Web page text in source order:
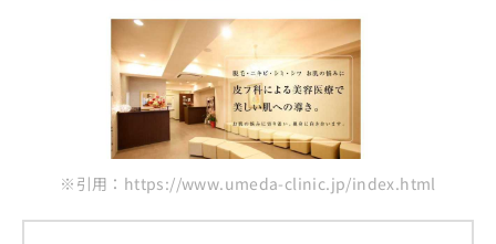
※引用：https://www.umeda-clinic.jp/index.html